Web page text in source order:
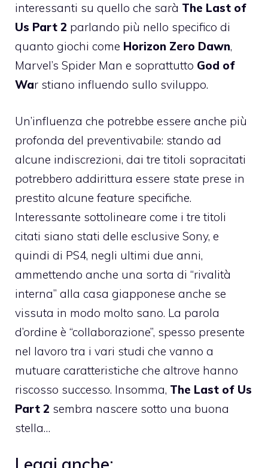
interessanti su quello che sarà The Last of
Us Part 2 parlando più nello specifico di
quanto giochi come Horizon Zero Dawn,
Marvel’s Spider Man e soprattutto God of
War stiano influendo sullo sviluppo.
Un’influenza che potrebbe essere anche più
profonda del preventivabile: stando ad
alcune indiscrezioni, dai tre titoli sopracitati
potrebbero addirittura essere state prese in
prestito alcune feature specifiche.
Interessante sottolineare come i tre titoli
citati siano stati delle esclusive Sony, e
quindi di PS4, negli ultimi due anni,
ammettendo anche una sorta di “rivalità
interna” alla casa giapponese anche se
vissuta in modo molto sano. La parola
d’ordine è “collaborazione”, spesso presente
nel lavoro tra i vari studi che vanno a
mutuare caratteristiche che altrove hanno
riscosso successo. Insomma, The Last of Us
Part 2 sembra nascere sotto una buona
stella…